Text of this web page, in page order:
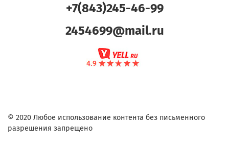
+7(843)245-46-99
2454699@mail.ru
© 2020 Любое использование контента без письменного
разрешения запрещено